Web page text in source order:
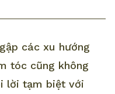
các xu hướng
tóc cũng không
lời tạm biệt với